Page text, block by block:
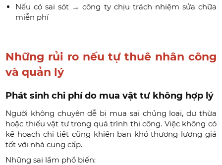
Nếu có sai sót → công ty chịu trách nhiệm sửa chữa
miễn phí
Những rủi ro nếu tự thuê nhân công
và quản lý
Phát sinh chi phí do mua vật tư không hợp lý
Người không chuyên dễ bị mua sai chủng loại, dư thừa
hoặc thiếu vật tư trong quá trình thi công. Việc không có
kế hoạch chi tiết cũng khiến bạn khó thương lượng giá
tốt với nhà cung cấp.
Những sai lầm phổ biến: